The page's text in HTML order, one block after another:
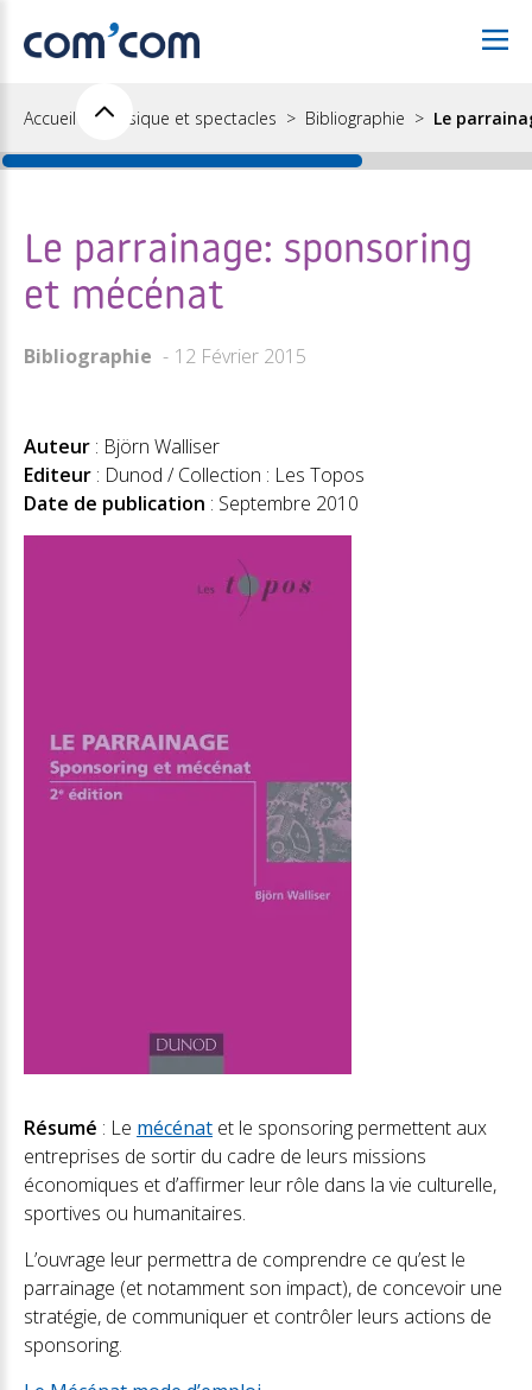
Accueil Musique et spectacles Bibliographie Le
Le parrainage: sponsoring
et mécénat
Bibliographie 12 Février 2015
Auteur : Björn Walliser
Editeur : Dunod / Collection : Les Topos
Date de publication : Septembre 2010
Résumé : Le mécénat et le sponsoring permettent aux
entreprises de sortir du cadre de leurs missions
économiques et d’affirmer leur rôle dans la vie culturelle,
sportives ou humanitaires.
L’ouvrage leur permettra de comprendre ce qu’est le
parrainage (et notamment son impact), de concevoir une
stratégie, de communiquer et contrôler leurs actions de
sponsoring.